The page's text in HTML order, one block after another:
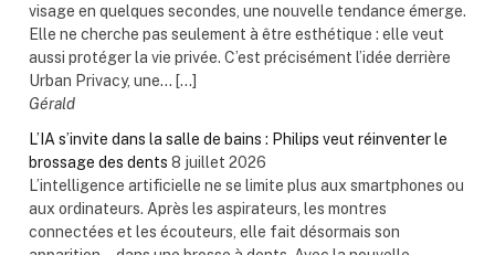
visage en quelques secondes, une nouvelle tendance émerge.
Elle ne cherche pas seulement à être esthétique : elle veut
aussi protéger la vie privée. C’est précisément l’idée derrière
Urban Privacy, une... […]
Gérald
L’IA s’invite dans la salle de bains : Philips veut réinventer le
brossage des dents 8 juillet 2026
L’intelligence artificielle ne se limite plus aux smartphones ou
aux ordinateurs. Après les aspirateurs, les montres
connectées et les écouteurs, elle fait désormais son